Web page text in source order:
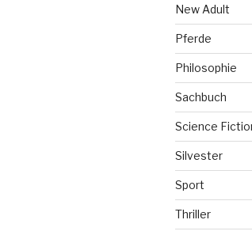
New Adult
Pferde
Philosophie
Sachbuch
Science
Silvester
Sport
Thriller